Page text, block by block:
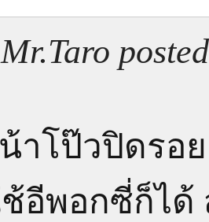
าโป๊วปิดรอ
อีพอกซี่ก็ได้